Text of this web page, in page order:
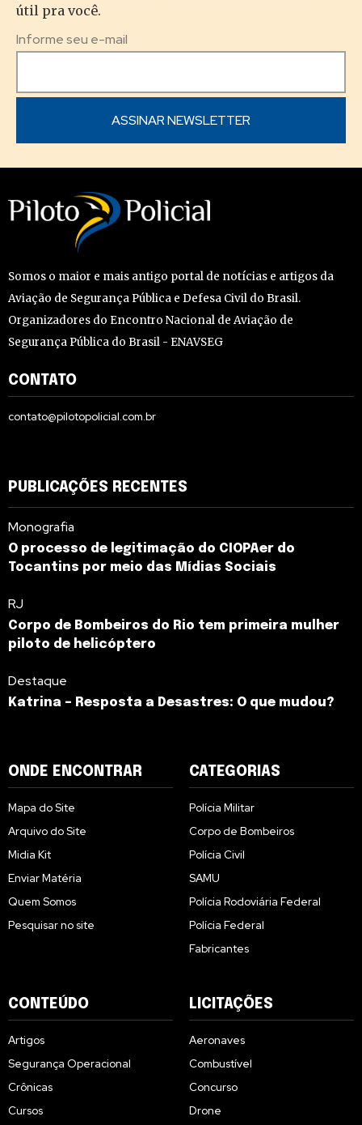
útil pra você.
Informe seu e-mail
Somos o maior e mais antigo portal de notícias e artigos da
Aviação de Segurança Pública e Defesa Civil do Brasil.
Organizadores do Encontro Nacional de Aviação de
Segurança Pública do Brasil - ENAVSEG
CONTATO
contato@pilotopolicial.com.br
PUBLICAÇÕES RECENTES
Monografia
O processo de legitimação do CIOPAer do
Tocantins por meio das Mídias Sociais
RJ
Corpo de Bombeiros do Rio tem primeira mulher
piloto de helicóptero
Destaque
Katrina – Resposta a Desastres: O que mudou?
ONDE ENCONTRAR
Mapa do Site
Arquivo do Site
Midia Kit
Enviar Matéria
Quem Somos
Pesquisar no site
CATEGORIAS
Polícia Militar
Corpo de Bombeiros
Polícia Civil
SAMU
Polícia Rodoviária Federal
Polícia Federal
Fabricantes
CONTEÚDO
Artigos
Segurança Operacional
Crônicas
Cursos
LICITAÇÕES
Aeronaves
Combustível
Concurso
Drone